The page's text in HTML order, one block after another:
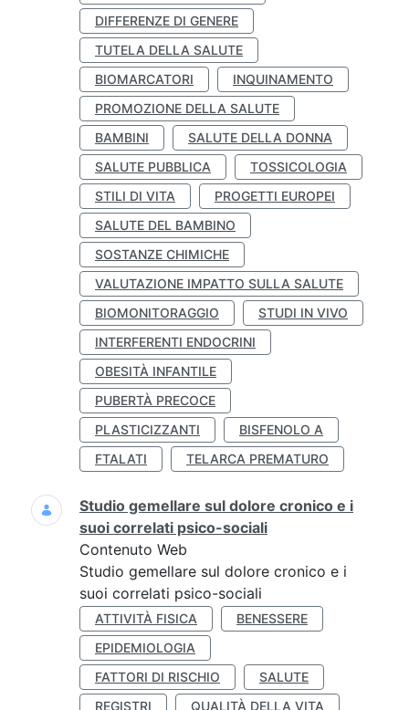
DIFFERENZE DI GENERE
TUTELA DELLA SALUTE
BIOMARCATORI
INQUINAMENTO
PROMOZIONE DELLA SALUTE
BAMBINI
SALUTE DELLA DONNA
SALUTE PUBBLICA
TOSSICOLOGIA
STILI DI VITA
PROGETTI EUROPEI
SALUTE DEL BAMBINO
SOSTANZE CHIMICHE
VALUTAZIONE IMPATTO SULLA SALUTE
BIOMONITORAGGIO
STUDI IN VIVO
INTERFERENTI ENDOCRINI
OBESITÀ INFANTILE
PUBERTÀ PRECOCE
PLASTICIZZANTI
BISFENOLO A
FTALATI
TELARCA PREMATURO
Studio gemellare sul dolore cronico e i
suoi correlati psico-sociali
Contenuto Web
Studio gemellare sul dolore cronico e i
suoi correlati psico-sociali
ATTIVITÀ FISICA
BENESSERE
EPIDEMIOLOGIA
FATTORI DI RISCHIO
SALUTE
REGISTRI
QUALITÀ DELLA VITA